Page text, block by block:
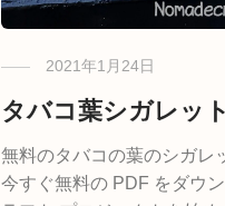
2021年1月24日
タバコ葉シガレッ
無料のタバコの葉のシガレ
今すぐ無料の PDF をダウ